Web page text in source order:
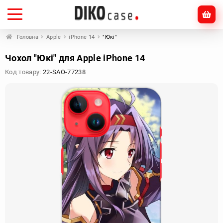
Головна Apple iPhone 14 "Юкі"
Чохол "Юкі" для Apple iPhone 14
Код товару: 22-SAO-77238